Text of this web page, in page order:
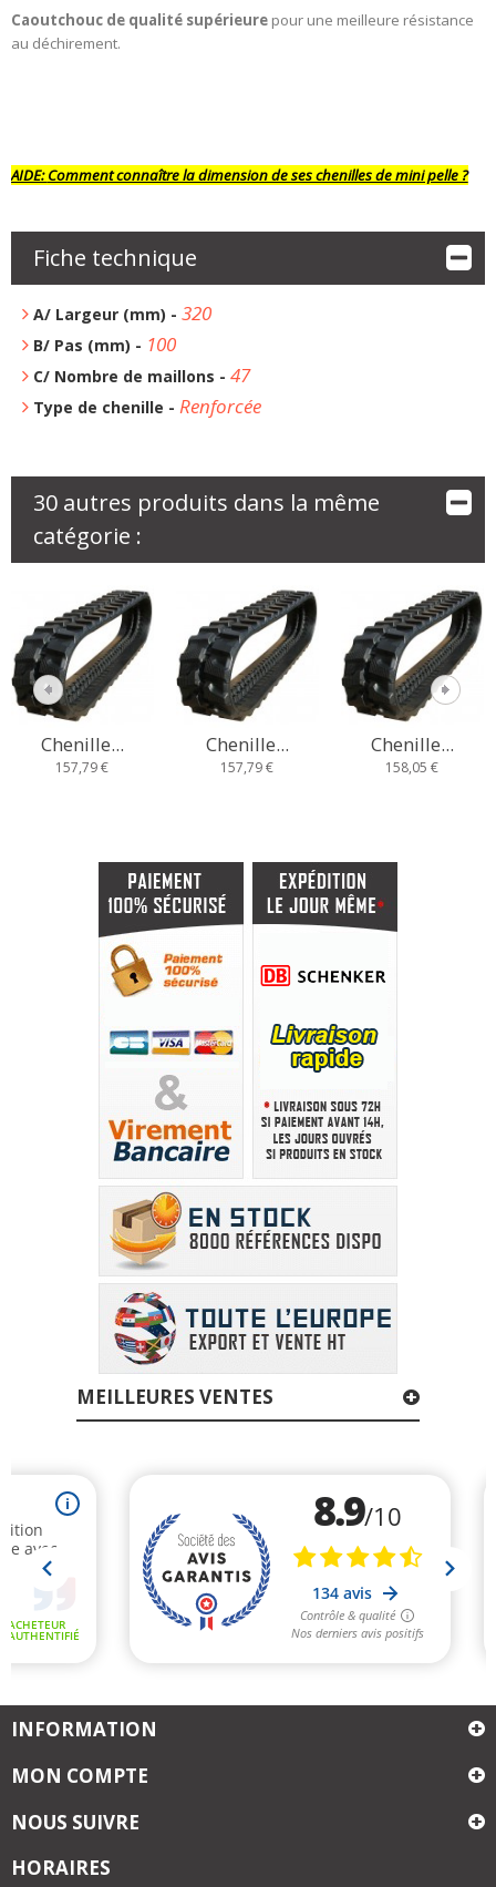
Caoutchouc de qualité supérieurepour une meilleure résistance
au déchirement.
AIDE:Comment connaître la dimension de ses chenilles de mini pelle ?
Fiche technique
A/ Largeur (mm) - 320
B/ Pas (mm) - 100
C/ Nombre de maillons - 47
Type de chenille - Renforcée
30 autres produits dans la même
catégorie :
Chenille...
157,79 €
Chenille...
157,79 €
Chenille...
158,05 €
MEILLEURES VENTES
INFORMATION
MON COMPTE
NOUS SUIVRE
HORAIRES